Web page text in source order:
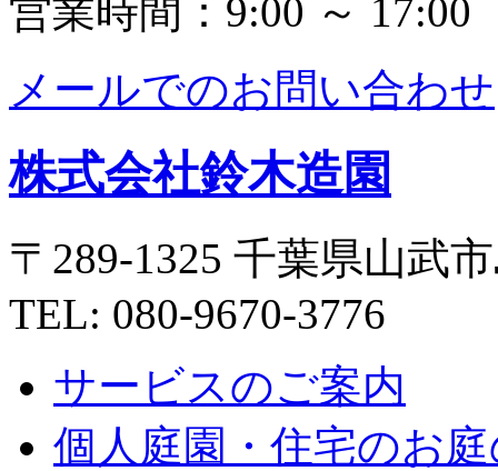
営業時間：9:00 ～ 17:00
メールでのお問い合わせ
株式会社鈴木造園
〒289-1325 千葉県山武
TEL: 080-9670-3776
サービスのご案内
個人庭園・住宅のお